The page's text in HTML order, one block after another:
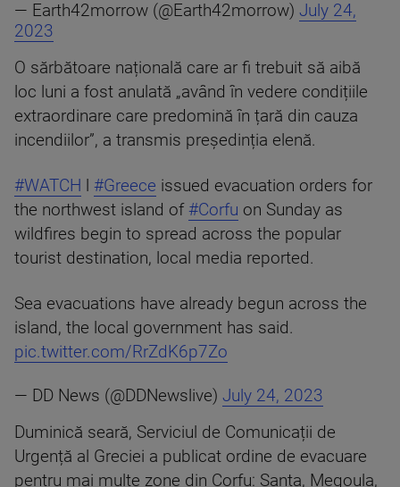
— Earth42morrow (@Earth42morrow) July 24,
2023
O sărbătoare națională care ar fi trebuit să aibă
loc luni a fost anulată „având în vedere condițiile
extraordinare care predomină în țară din cauza
incendiilor”, a transmis președinția elenă.
#WATCH #Greece issued evacuation orders for
the northwest island of#Corfu on Sunday as
wildfires begin to spread across the popular
tourist destination, local media reported.
Sea evacuations have already begun across the
island, the local government has said.
pic.twitter.com/RrZdK6p7Zo
— DD News (@DDNewslive) July 24, 2023
Duminică seară, Serviciul de Comunicații de
Urgență al Greciei a publicat ordine de evacuare
pentru mai multe zone din Corfu: Santa, Megoula,